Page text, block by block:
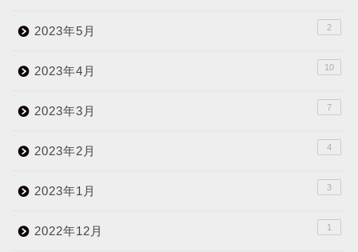
2023年5月 2
2023年4月 10
2023年3月 7
2023年2月 4
2023年1月 3
2022年12月 1